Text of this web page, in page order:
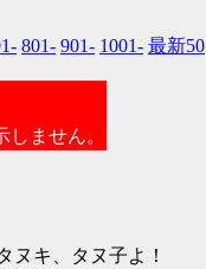
801- 901- 1001- 最新50
ません。
キ、タヌ子よ！